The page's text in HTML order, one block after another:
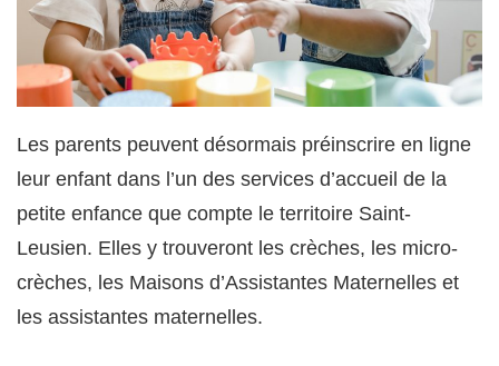
Les parents peuvent désormais préinscrire en ligne
leur enfant dans l’un des services d’accueil de la
petite enfance que compte le territoire Saint-
Leusien. Elles y trouveront les crèches, les micro-
crèches, les Maisons d’Assistantes Maternelles et
les assistantes maternelles.